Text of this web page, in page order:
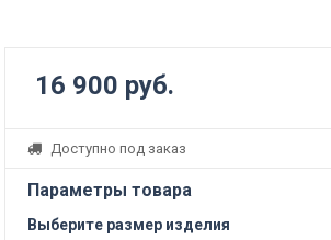
16 900 руб.
Доступно под заказ
Параметры товара
Выберите размер изделия